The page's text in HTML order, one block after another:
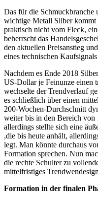
Das für die Schmuckbranche
wichtige Metall Silber kommt
praktisch nicht vom Fleck,
beherrscht das
den aktuellen Preisanstieg
eines technischen
Nachdem es Ende 2018
US-Dollar je Feinunze einen
wechselte der Trendverlauf
es schließlich über einen
200-Wochen-Durchschnitt
weiter bis in den Bereich
allerdings stellte sich eine
,die bis heute anhält,
legt. Man könnte durchaus
Formation sprechen. Nun
die rechte Schulter zu
mittelfristiges
Formation in der finalen